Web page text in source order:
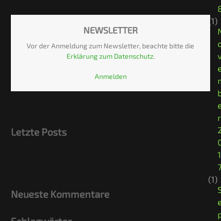
(deprecated)
NEWSLETTER
Vor der Anmeldung zum Newsletter, beachte bitte die
Erklärung zum Datenschutz.
Anmelden
Letzte Posts
Neueste Kommentare
(1)
r
1
(1)